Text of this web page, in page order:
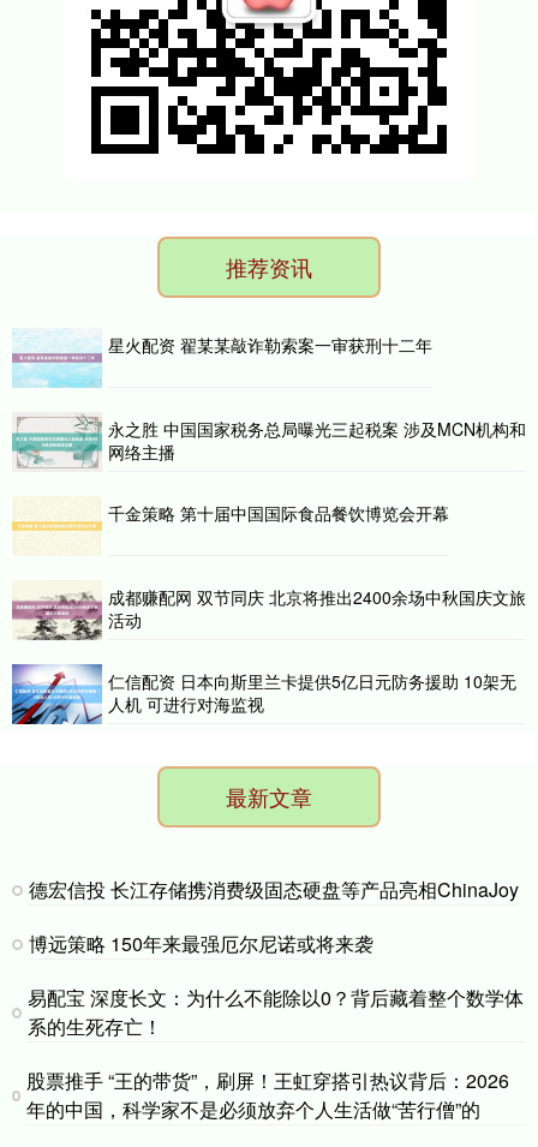
推荐资讯
星火配资 翟某某敲诈勒索案一审获刑十二年
永之胜 中国国家税务总局曝光三起税案 涉及MCN机构和
网络主播
千金策略 第十届中国国际食品餐饮博览会开幕
成都赚配网 双节同庆 北京将推出2400余场中秋国庆文旅
活动
仁信配资 日本向斯里兰卡提供5亿日元防务援助 10架无
人机 可进行对海监视
最新文章
德宏信投 长江存储携消费级固态硬盘等产品亮相ChinaJoy
博远策略 150年来最强厄尔尼诺或将来袭
易配宝 深度长文：为什么不能除以0？背后藏着整个数学体
系的生死存亡！
股票推手 “王的带货”，刷屏！王虹穿搭引热议背后：2026
年的中国，科学家不是必须放弃个人生活做“苦行僧”的